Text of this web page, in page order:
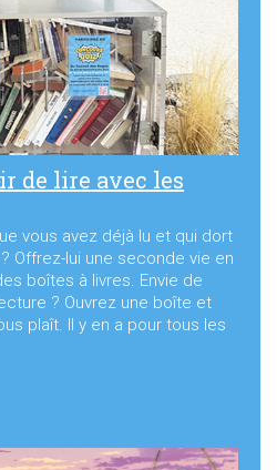
de lire avec les
vous avez déjà lu et qui dort
Offrez-lui une seconde vie en
boîtes à livres. Envie de
? Ouvrez une boîte et
plaît. Il y en a pour tous les